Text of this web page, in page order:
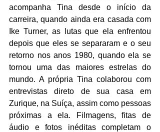
acompanha Tina desde o início da
carreira, quando ainda era casada com
Ike Turner, as lutas que ela enfrentou
depois que eles se separaram e o seu
retorno nos anos 1980, quando ela se
tornou uma das maiores estrelas do
mundo. A própria Tina colaborou com
entrevistas direto de sua casa em
Zurique, na Suíça, assim como pessoas
próximas a ela. Filmagens, fitas de
áudio e fotos inéditas completam o